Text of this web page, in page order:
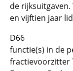
de rijksuitgaven.
en vijftien jaar
D66
functie(s) in de
fractievoorzitter